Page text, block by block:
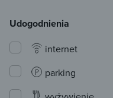
Udogodnienia
internet
parking